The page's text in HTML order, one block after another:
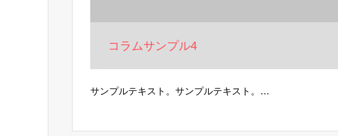
コラムサンプル4
サンプルテキスト。サンプルテキスト。…